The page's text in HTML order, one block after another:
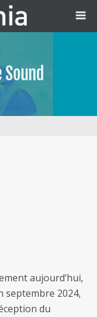
aujourd’hui,
septembre 2024,
du